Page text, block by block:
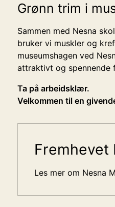
Sidemeny
Fremhevet
Les mer om Nesna
Grønn trim i
Sammen med Nesna
bruker vi muskler og
museumshagen ved
attraktivt og spennende
Ta på arbeidsklær.
Velkommen til en